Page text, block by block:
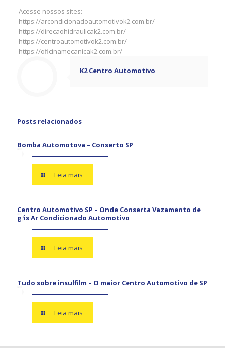
Acesse nossos sites:
https://arcondicionadoautomotivok2.com.br/
https://direcaohidraulicak2.com.br/
https://centroautomotivok2.com.br/
https://oficinamecanicak2.com.br/
K2 Centro Automotivo
Posts relacionados
Bomba Automotova – Conserto SP
Leia mais
Centro Automotivo SP – Onde Conserta Vazamento de
gás Ar Condicionado Automotivo
Leia mais
Tudo sobre insulfilm – O maior Centro Automotivo de SP
Leia mais